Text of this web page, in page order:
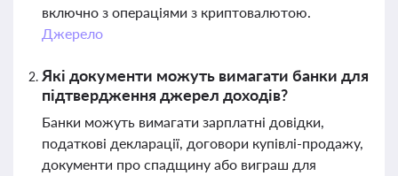
включно з операціями з криптовалютою.
Джерело
Які документи можуть вимагати банки для
підтвердження джерел доходів?
Банки можуть вимагати зарплатні довідки,
податкові декларації, договори купівлі-продажу,
документи про спадщину або виграш для